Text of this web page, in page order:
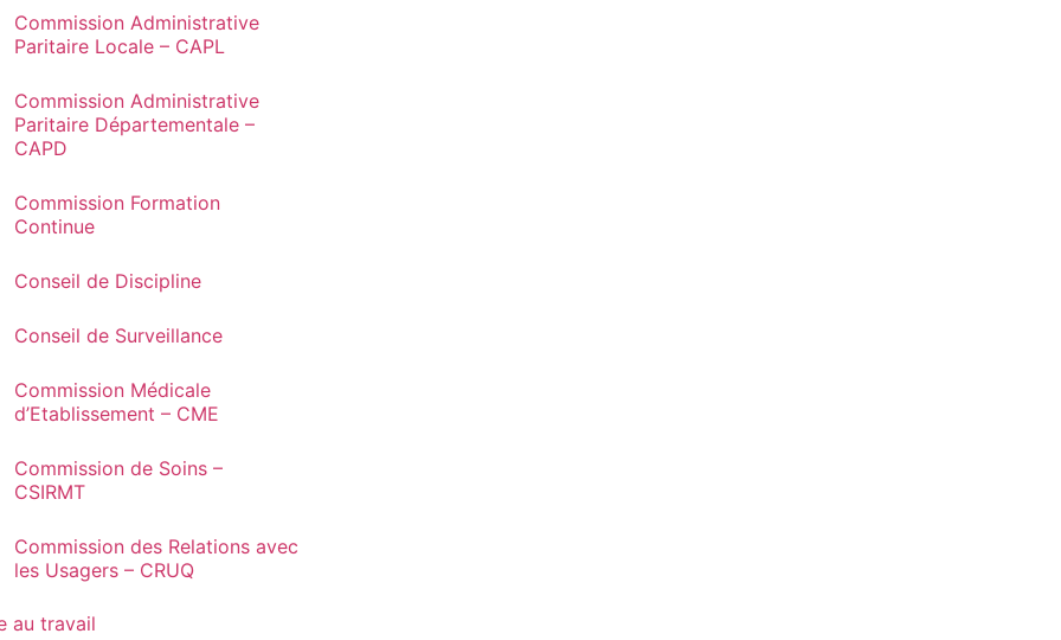
Commission Administrative
Paritaire Locale – CAPL
Commission Administrative
Paritaire Départementale –
CAPD
Commission Formation
Continue
Conseil de Discipline
Conseil de Surveillance
Commission Médicale
d’Etablissement – CME
Commission de Soins –
CSIRMT
Commission des Relations avec
les Usagers – CRUQ
au travail